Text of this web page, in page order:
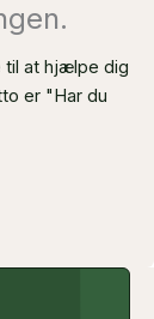
til at hjælpe dig
er "Har du